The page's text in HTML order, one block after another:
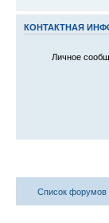
КОНТАКТНАЯ
Личное
Список форумов